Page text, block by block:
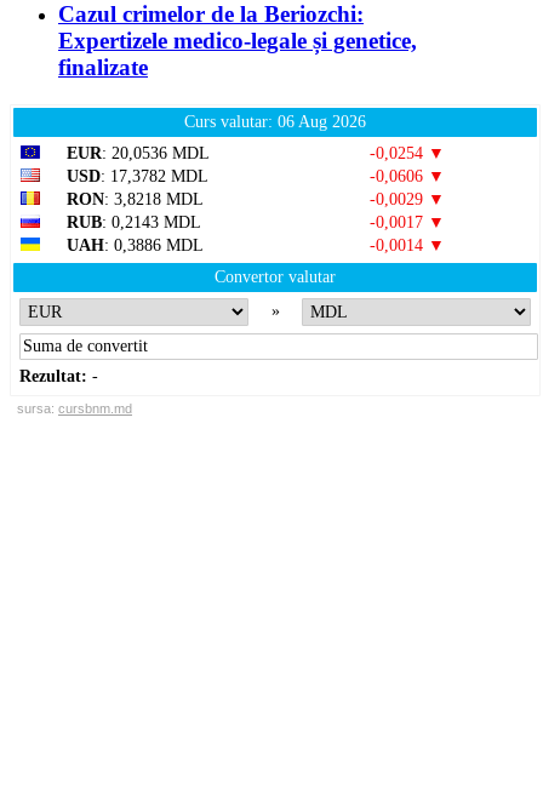
Cazul crimelor de la Beriozchi:
Expertizele medico-legale și genetice,
finalizate
Curs valutar: 06 Aug 2026
EUR: 20,0536 MDL
-0,0254 ▼
USD: 17,3782 MDL
-0,0606 ▼
RON: 3,8218 MDL
-0,0029 ▼
RUB: 0,2143 MDL
-0,0017 ▼
UAH: 0,3886 MDL
-0,0014 ▼
Convertor valutar
»
Rezultat: -
sursa: cursbnm.md